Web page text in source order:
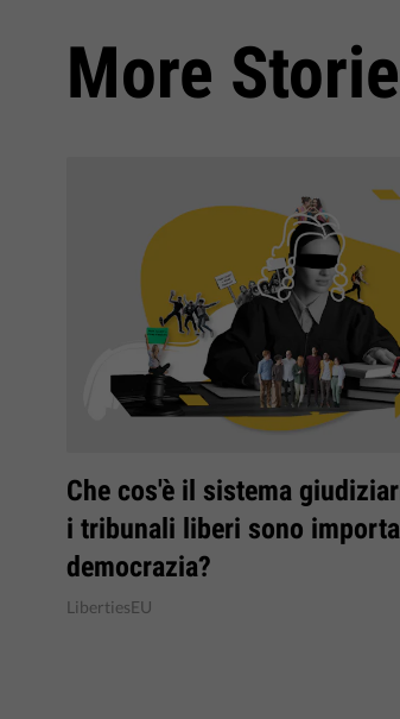
More
Che cos'è il sistema
i tribunali liberi sono
democrazia?
LibertiesEU